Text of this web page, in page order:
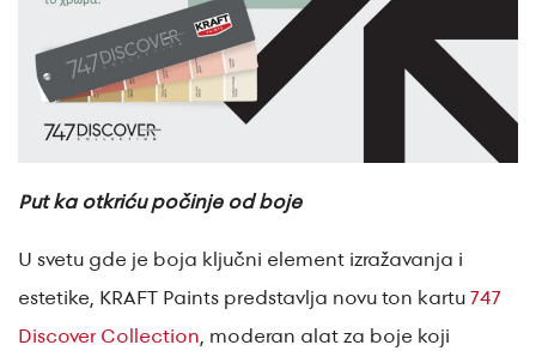
Put ka otkriću počinje od boje
U svetu gde je boja ključni element izražavanja i
estetike, KRAFT Paints predstavlja novu ton kartu747
Discover Collection, moderan alat za boje koji